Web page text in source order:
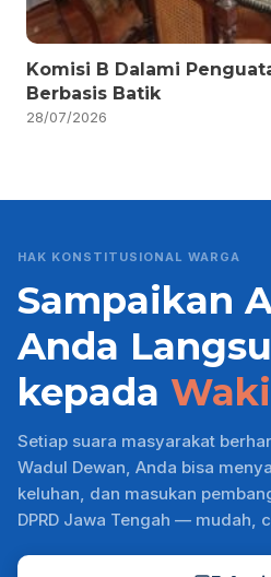
Komisi B Dalami
Berbasis Batik
28/07/2026
HAK KONSTITUSIONAL WARGA
Sampaikan
Anda
kepada
Setiap suara masyarakat
Wadul Dewan, Anda bisa
keluhan, dan masukan
DPRD Jawa Tengah — mudah,